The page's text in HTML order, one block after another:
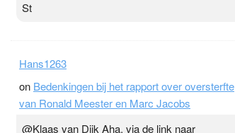
St
Hans1263
on Bedenkingen bij het rapport over oversterfte
van Ronald Meester en Marc Jacobs
@Klaas van Dijk Aha, via de link naar